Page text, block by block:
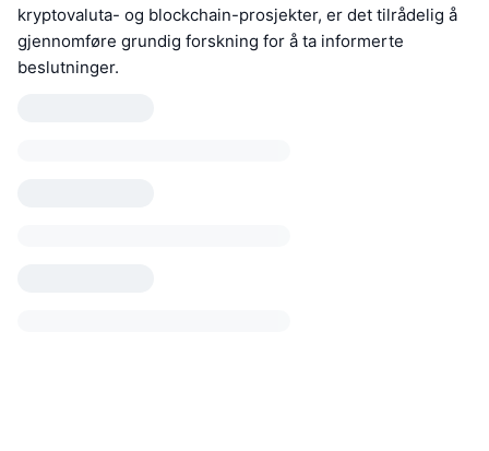
kryptovaluta- og blockchain-prosjekter, er det tilrådelig å
gjennomføre grundig forskning for å ta informerte
beslutninger.